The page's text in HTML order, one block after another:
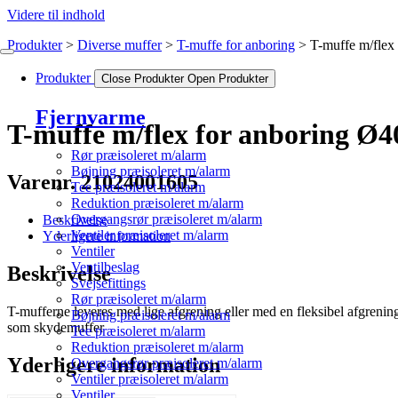
Videre til indhold
Produkter Close Produkter Open Produkter
Fjernvarme
Rør præisoleret m/alarm
Bøjning præisoleret m/alarm
Tee præisoleret m/alarm
Reduktion præisoleret m/alarm
Overgangsrør præisoleret m/alarm
Ventiler præisoleret m/alarm
Ventiler
Ventilbeslag
Svejsefittings
Rør præisoleret m/alarm
Bøjning præisoleret m/alarm
Tee præisoleret m/alarm
Reduktion præisoleret m/alarm
Overgangsrør præisoleret m/alarm
Ventiler præisoleret m/alarm
Ventiler
Produkter Diverse muffer T-muffe for anboring T-muffe m/
T-muffe m/flex for anboring
Varenr. 21024001605
Beskrivelse
Yderligere information
Beskrivelse
T-mufferne leveres med lige afgrening eller med en fleksibel
som skydemuffer
Yderligere information